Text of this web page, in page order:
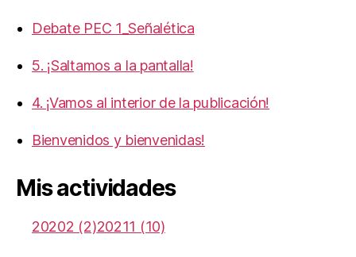
Debate PEC 1_Señalética
5. ¡Saltamos a la pantalla!
4. ¡Vamos al interior de la publicación!
Bienvenidos y bienvenidas!
Mis actividades
20202 (2)20211 (10)